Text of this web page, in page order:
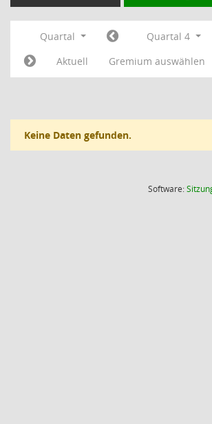
Quartal Quartal 4
Aktuell
Gremium auswählen
Keine Daten gefunden.
Software: